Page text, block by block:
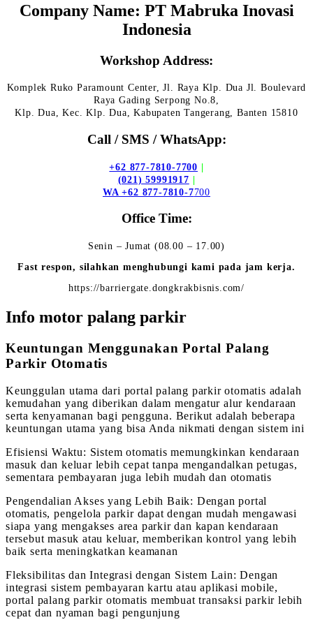
Company Name: PT Mabruka Inovasi
Indonesia
Workshop Address:
Komplek Ruko Paramount Center, Jl. Raya Klp. Dua Jl. Boulevard
Raya Gading Serpong No.8,
Klp. Dua, Kec. Klp. Dua, Kabupaten Tangerang, Banten 15810
Call / SMS / WhatsApp:
+62 877-7810-7700 |
(021) 59991917 |
WA +62 877-7810-7700
Office Time:
Senin – Jumat (08.00 – 17.00)
Fast respon, silahkan menghubungi kami pada jam kerja.
https://barriergate.dongkrakbisnis.com/
Info motor palang parkir
Keuntungan Menggunakan Portal Palang
Parkir Otomatis
Keunggulan utama dari portal palang parkir otomatis adalah
kemudahan yang diberikan dalam mengatur alur kendaraan
serta kenyamanan bagi pengguna. Berikut adalah beberapa
keuntungan utama yang bisa Anda nikmati dengan sistem ini
Efisiensi Waktu: Sistem otomatis memungkinkan kendaraan
masuk dan keluar lebih cepat tanpa mengandalkan petugas,
sementara pembayaran juga lebih mudah dan otomatis
Pengendalian Akses yang Lebih Baik: Dengan portal
otomatis, pengelola parkir dapat dengan mudah mengawasi
siapa yang mengakses area parkir dan kapan kendaraan
tersebut masuk atau keluar, memberikan kontrol yang lebih
baik serta meningkatkan keamanan
Fleksibilitas dan Integrasi dengan Sistem Lain: Dengan
integrasi sistem pembayaran kartu atau aplikasi mobile,
portal palang parkir otomatis membuat transaksi parkir lebih
cepat dan nyaman bagi pengunjung